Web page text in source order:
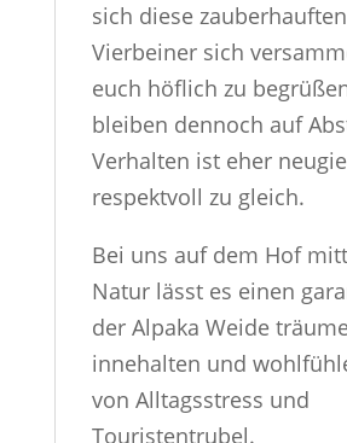
sich diese zauberhauften
Vierbeiner sich
euch höflich zu
bleiben dennoch auf
Verhalten ist eher
respektvoll zu gleich.
Bei uns auf dem Hof
Natur lässt es einen
der Alpaka Weide
innehalten und
von Alltagsstress und
Touristentrubel.